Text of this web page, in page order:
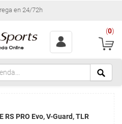
en 24/72h
(0)
PRO Evo, V-Guard, TLR